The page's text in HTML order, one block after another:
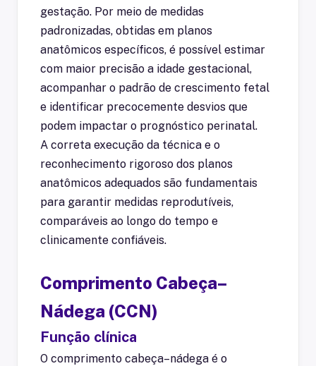
gestação. Por meio de medidas
padronizadas, obtidas em planos
anatômicos específicos, é possível estimar
com maior precisão a idade gestacional,
acompanhar o padrão de crescimento fetal
e identificar precocemente desvios que
podem impactar o prognóstico perinatal.
A correta execução da técnica e o
reconhecimento rigoroso dos planos
anatômicos adequados são fundamentais
para garantir medidas reprodutíveis,
comparáveis ao longo do tempo e
clinicamente confiáveis.
Comprimento Cabeça–
Nádega (CCN)
Função clínica
O comprimento cabeça–nádega é o